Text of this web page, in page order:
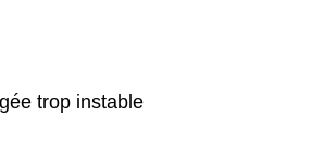
trop instable